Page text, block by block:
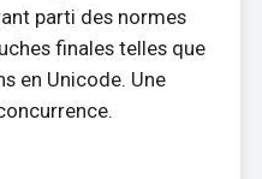
parti des normes
finales telles que
en Unicode. Une